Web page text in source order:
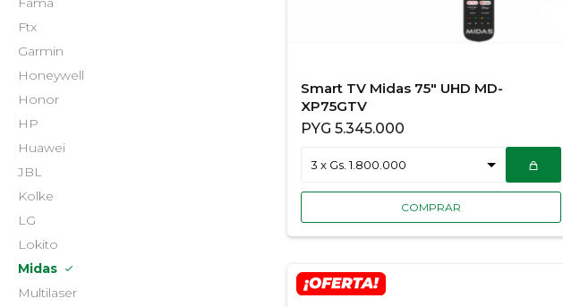
Smart TV Midas 75" UHD MD-
XP75GTV
PYG 5.345.000
Ftx
Garmin
Honeywell
Honor
HP
Huawei
JBL
Kolke
LG
Lokito
Midas
Multilaser